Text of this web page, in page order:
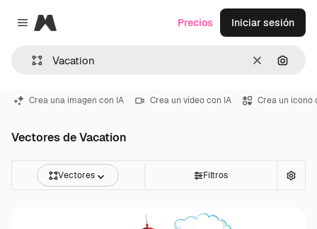
Close menu
Magnific
Borrar
Precios Iniciar sesión
Crea una imagen con IA Crea un vídeo con IA Crea un icono
Vectores de Vacation
Vectores Filtros